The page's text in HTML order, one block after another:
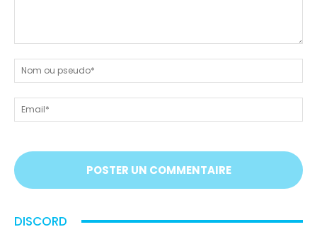
nous
tout
!
On
vous
;)
ou
DISCORD